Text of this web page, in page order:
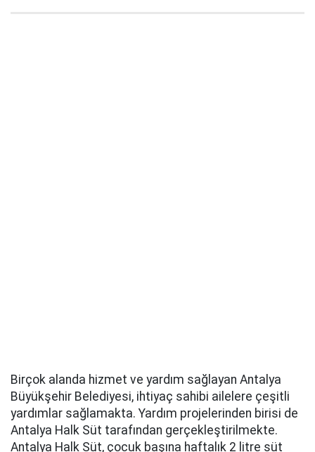
Birçok alanda hizmet ve yardım sağlayan Antalya
Büyükşehir Belediyesi, ihtiyaç sahibi ailelere çeşitli
yardımlar sağlamakta. Yardım projelerinden birisi de
Antalya Halk Süt tarafından gerçekleştirilmekte.
Antalya Halk Süt, çocuk başına haftalık 2 litre süt